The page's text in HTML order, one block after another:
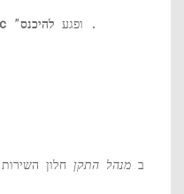
”ופגע להיכנס .
3. ב מנהל התקן חלון